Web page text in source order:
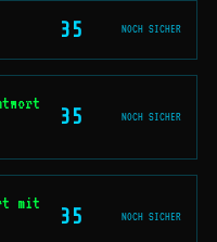
35 NOCH SICHER
35 NOCH SICHER
mit
35 NOCH SICHER